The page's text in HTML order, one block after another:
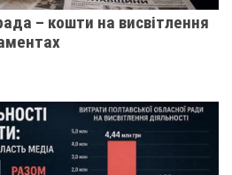
– кошти на висвітлення